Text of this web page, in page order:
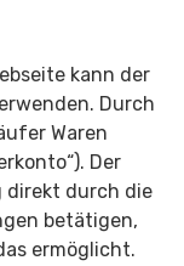
kann der
Durch
Waren
Der
direkt durch die
betätigen,
ermöglicht.